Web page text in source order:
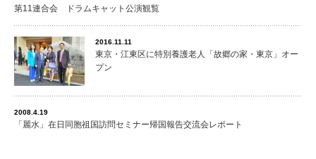
第11連合会 ドラムキャット公演観覧
2016.11.11
東京・江東区に特別養護老人「故郷の家・東京」オー
プン
2008.4.19
「麗水」在日同胞祖国訪問セミナー帰国報告交流会レポート